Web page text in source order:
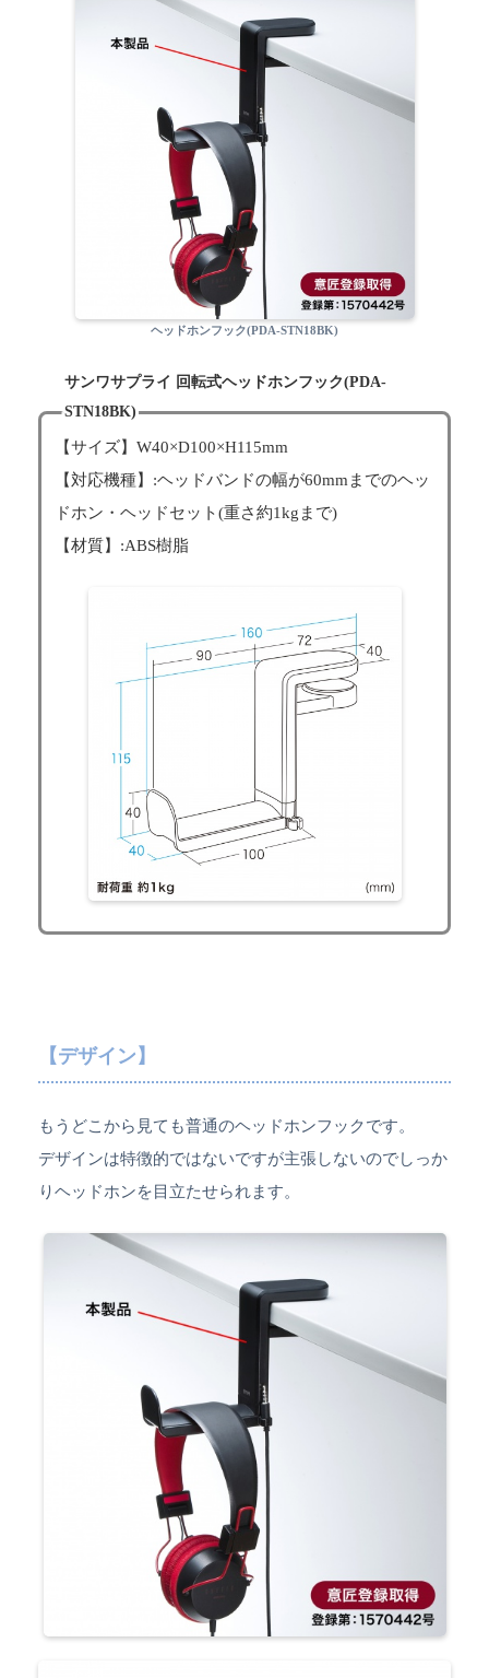
ヘッドホンフック(PDA-STN18BK)
サンワサプライ 回転式ヘッドホンフック(PDA-
STN18BK)
【サイズ】W40×D100×H115mm
【対応機種】:ヘッドバンドの幅が60mmまでのヘッ
ドホン・ヘッドセット(重さ約1kgまで)
【材質】:ABS樹脂
【デザイン】
もうどこから見ても普通のヘッドホンフックです。
デザインは特徴的ではないですが主張しないのでしっか
りヘッドホンを目立たせられます。